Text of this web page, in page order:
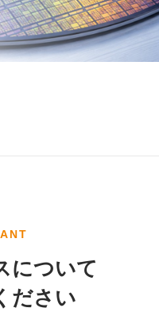
について
ださい